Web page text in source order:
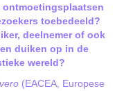
ontmoetingsplaatsen
toebedeeld?
deelnemer of ook
duiken op in de
wereld?
(EACEA, Europese